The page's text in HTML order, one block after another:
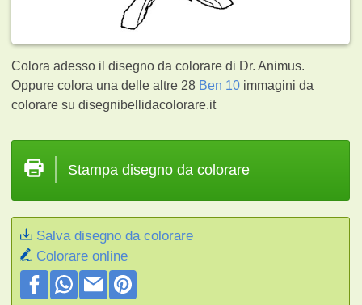
Colora adesso il disegno da colorare di Dr. Animus.
Oppure colora una delle altre 28 Ben 10 immagini da
colorare su disegnibellidacolorare.it
Stampa disegno da colorare
Salva disegno da colorare
Colorare online